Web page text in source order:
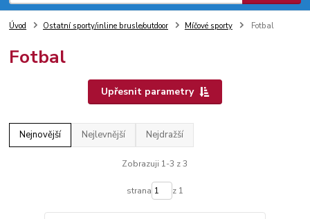
Úvod Ostatní sporty/inline brusle/outdoor Míčové sporty Fotbal
Fotbal
Upřesnit parametry
Nejnovější Nejlevnější Nejdražší
Zobrazuji 1-3 z 3
strana z 1